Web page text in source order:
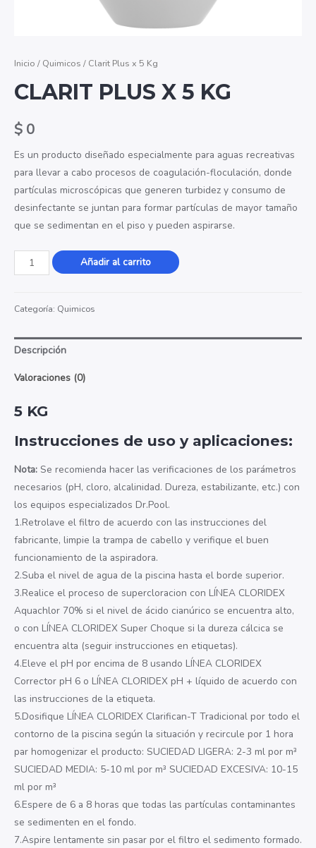
Inicio / Quimicos / Clarit Plus x 5 Kg
CLARIT PLUS X 5 KG
$ 0
Es un producto diseñado especialmente para aguas recreativas
para llevar a cabo procesos de coagulación-floculación, donde
partículas microscópicas que generen turbidez y consumo de
desinfectante se juntan para formar partículas de mayor tamaño
que se sedimentan en el piso y pueden aspirarse.
Clarit
Plus
5
cantidad
Añadir al carrito
Categoría: Quimicos
Descripción
Valoraciones (0)
5 KG
Instrucciones de uso y aplicaciones:
Nota: Se recomienda hacer las verificaciones de los parámetros
necesarios (pH, cloro, alcalinidad. Dureza, estabilizante, etc.) con
los equipos especializados Dr.Pool.
1.Retrolave el filtro de acuerdo con las instrucciones del
fabricante, limpie la trampa de cabello y verifique el buen
funcionamiento de la aspiradora.
2.Suba el nivel de agua de la piscina hasta el borde superior.
3.Realice el proceso de supercloracion con LÍNEA CLORIDEX
Aquachlor 70% si el nivel de ácido cianúrico se encuentra alto,
o con LÍNEA CLORIDEX Super Choque si la dureza cálcica se
encuentra alta (seguir instrucciones en etiquetas).
4.Eleve el pH por encima de 8 usando LÍNEA CLORIDEX
Corrector pH 6 o LÍNEA CLORIDEX pH + líquido de acuerdo con
las instrucciones de la etiqueta.
5.Dosifique LÍNEA CLORIDEX Clarifican-T Tradicional por todo el
contorno de la piscina según la situación y recircule por 1 hora
par homogenizar el producto: SUCIEDAD LIGERA: 2-3 ml por m³
SUCIEDAD MEDIA: 5-10 ml por m³ SUCIEDAD EXCESIVA: 10-15
ml por m³
6.Espere de 6 a 8 horas que todas las partículas contaminantes
se sedimenten en el fondo.
7.Aspire lentamente sin pasar por el filtro el sedimento formado.